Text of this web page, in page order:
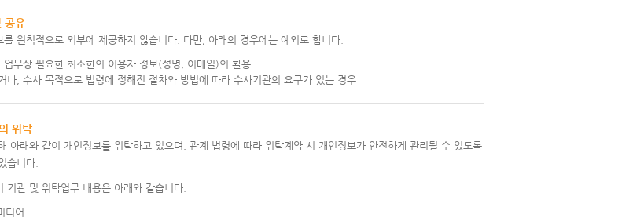
공유
원칙적으로 외부에 제공하지 않습니다. 다만, 아래의 경우에는 예외로 합니다.
무상 필요한 최소한의 이용자 정보(성명, 이메일)의 활용
나, 수사 목적으로 법령에 정해진 절차와 방법에 따라 수사기관의 요구가 있는 경우
위탁
아래와 같이 개인정보를 위탁하고 있으며, 관계 법령에 따라 위탁계약 시 개인정보가 안전하게 관리될 수 있도록
습니다.
기관 및 위탁업무 내용은 아래와 같습니다.
디어